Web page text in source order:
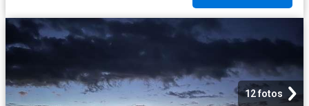
12 fotos